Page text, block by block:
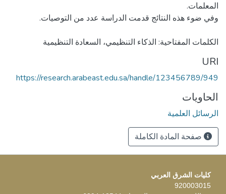
الكلمات المفتاحية: الذكاء التنظيمي، السعادة التنظيمية
URI
https://research.arabeast.edu.sa/handle/123456789/949
الحاويات
الرسائل العلمية
صفحة المادة الكاملة
كليات الشرق العربي
920003015